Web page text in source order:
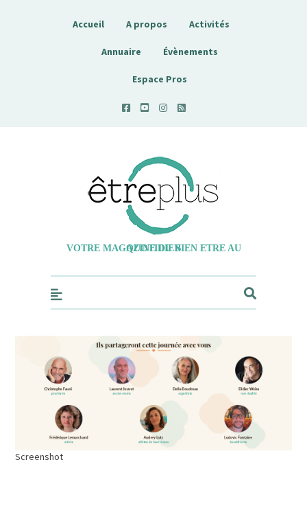
Accueil A propos Activités
Annuaire Évènements
Espace Pros
Etreplus
VOTRE MAGAZINE DU BIEN ETRE AU QUOTIDIEN
Screenshot